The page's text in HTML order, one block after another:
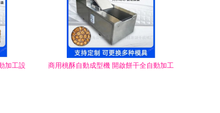
加工設
商用桃酥自動成型機 開啟餅干全自動加工